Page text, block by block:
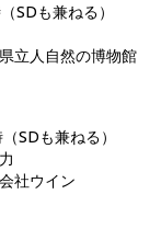
SDも兼ねる）
人自然の博物館
SDも兼ねる）
ウイン